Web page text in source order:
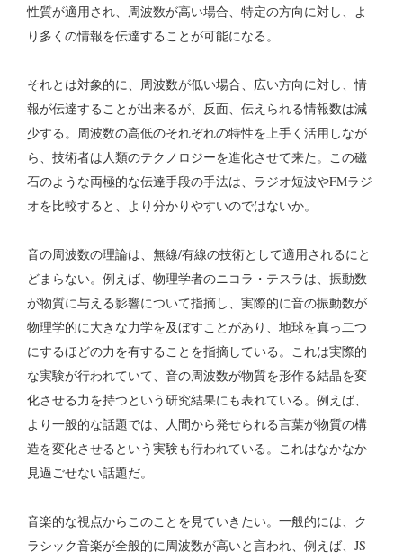
性質が適用され、周波数が高い場合、特定の方向に対し、よ
り多くの情報を伝達することが可能になる。
それとは対象的に、周波数が低い場合、広い方向に対し、情
報が伝達することが出来るが、反面、伝えられる情報数は減
少する。周波数の高低のそれぞれの特性を上手く活用しなが
ら、技術者は人類のテクノロジーを進化させて来た。この磁
石のような両極的な伝達手段の手法は、ラジオ短波やFMラジ
オを比較すると、より分かりやすいのではないか。
音の周波数の理論は、無線/有線の技術として適用されるにと
どまらない。例えば、物理学者のニコラ・テスラは、振動数
が物質に与える影響について指摘し、実際的に音の振動数が
物理学的に大きな力学を及ぼすことがあり、地球を真っ二つ
にするほどの力を有することを指摘している。これは実際的
な実験が行われていて、音の周波数が物質を形作る結晶を変
化させる力を持つという研究結果にも表れている。例えば、
より一般的な話題では、人間から発せられる言葉が物質の構
造を変化させるという実験も行われている。これはなかなか
見過ごせない話題だ。
音楽的な視点からこのことを見ていきたい。一般的には、ク
ラシック音楽が全般的に周波数が高いと言われ、例えば、JS